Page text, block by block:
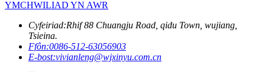
YMCHWILIAD YN AWR
Cyfeiriad:Rhif 88 Chuangju Road, qidu Town, wujiang,
Tsieina.
Ffôn:0086-512-63056903
E-bost:vivianleng@wjxinyu.com.cn